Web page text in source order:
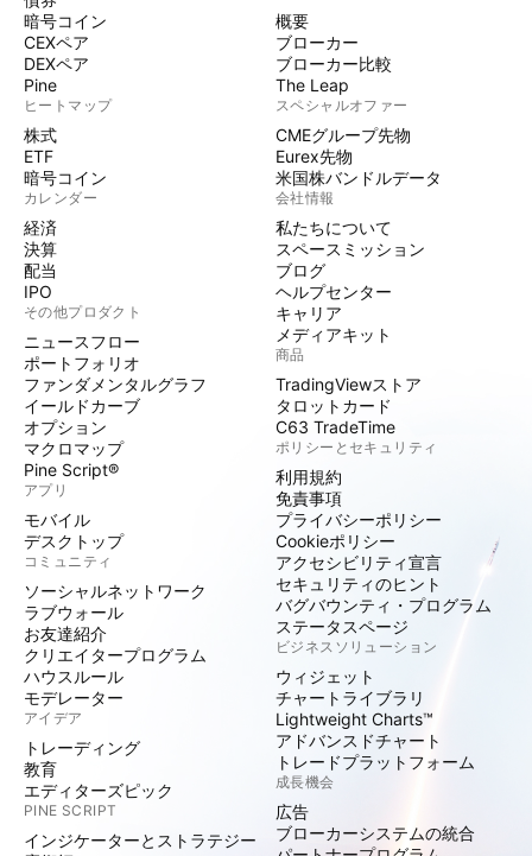
暗号コイン
CEXペア
DEXペア
Pine
ヒートマップ
株式
ETF
暗号コイン
カレンダー
経済
決算
配当
IPO
その他プロダクト
ニュースフロー
ポートフォリオ
ファンダメンタルグラフ
イールドカーブ
オプション
マクロマップ
Pine Script®
アプリ
モバイル
デスクトップ
コミュニティ
ソーシャルネットワーク
ラブウォール
お友達紹介
クリエイタープログラム
ハウスルール
モデレーター
アイデア
トレーディング
教育
エディターズピック
PINE SCRIPT
インジケーターとストラテジー
概要
ブローカー
ブローカー比較
The Leap
スペシャルオファー
CMEグループ先物
Eurex先物
米国株バンドルデータ
会社情報
私たちについて
スペースミッション
ブログ
ヘルプセンター
キャリア
メディアキット
商品
TradingViewストア
タロットカード
C63 TradeTime
ポリシーとセキュリティ
利用規約
免責事項
プライバシーポリシー
Cookieポリシー
アクセシビリティ宣言
セキュリティのヒント
バグバウンティ・プログラム
ステータスページ
ビジネスソリューション
ウィジェット
チャートライブラリ
Lightweight Charts™
アドバンスドチャート
トレードプラットフォーム
成長機会
広告
ブローカーシステムの統合